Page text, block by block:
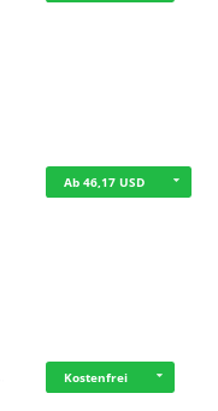
Ab 46,17 USD
Kostenfrei